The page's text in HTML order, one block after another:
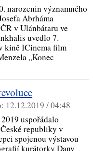
narozenin významného
Abrháma
v Ulánbátaru ve
uvedlo 7.
kině ICinema film
„Konec
12.12.2019 / 04:48
uspořádalo
republiky v
spojenou výstavou
kurátorky Dany